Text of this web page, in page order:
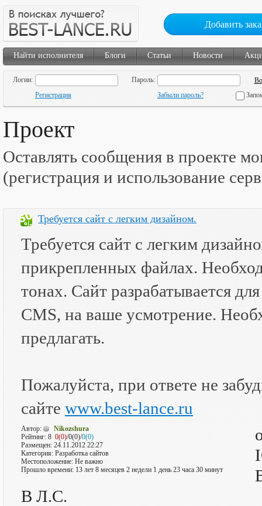
Добавить
Найти исполнителя Блоги Статьи Новости
Логин:
Пароль:
Регистрация
Забыли пароль?
Проект
Оставлять сообщения в проекте
(регистрация и использование
Требуется сайт с легким дизайном.
Требуется сайт с легким
прикрепленных файлах.
тонах. Сайт разрабатывается
CMS, на ваше усмотрение.
предлагать.
Пожалуйста, при ответе не
сайте www.best-lance.ru
Автор:
Nikozshura
Рейтинг: 8 0(0)/0(0)/0(0)
Размещен: 24.11.2012 22:27
Категория: Разработка сайтов
Местоположение: Не важно
Прошло времени: 13 лет 8 месяцев 2 недели 1 день 23 часа 30 минут
В Л.С.